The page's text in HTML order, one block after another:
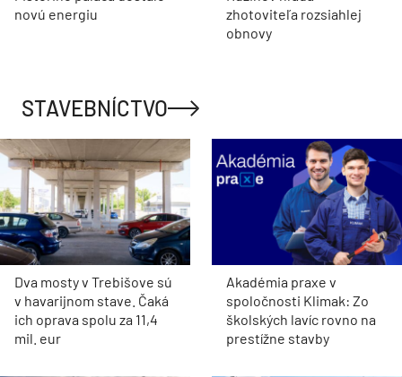
novú energiu
zhotoviteľa rozsiahlej
obnovy
STAVEBNÍCTVO
Dva mosty v Trebišove sú
v havarijnom stave. Čaká
ich oprava spolu za 11,4
mil. eur
Akadémia praxe v
spoločnosti Klimak: Zo
školských lavíc rovno na
prestížne stavby